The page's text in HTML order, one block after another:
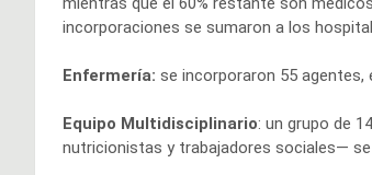
incorporaciones se sumaron a los
Enfermería: se incorporaron 55 agentes,
Equipo Multidisciplinario: un grupo de
nutricionistas y trabajadores sociales—